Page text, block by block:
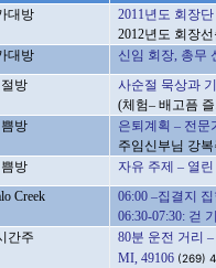
대방 2011년도 회장
2012년도 회장선
대방 신임 회장, 총무
방
사순절 묵상과
(체험–배고픔
방 은퇴계획 – 전문
주임신부님 강복
방 자유 주제 – 열린
Creek 06:00 –집결지
06:30-07:30: 걷 기
간주 80분 운전 거리 –
MI, 49106 (269)